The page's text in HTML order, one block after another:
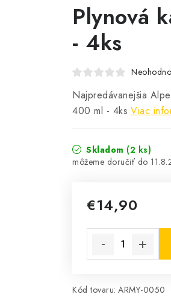
Plynová
- 4ks
Najpredávanejšia
400 ml - 4ks Viac
Skladom (2 ks)
€14,90
Kód tovaru: ARMY-0050